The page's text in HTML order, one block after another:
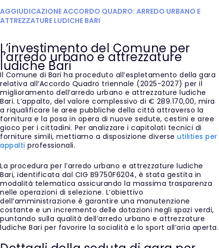
AGGIUDICAZIONE ACCORDO QUADRO: ARREDO URBANO E
ATTREZZATURE LUDICHE BARI
L’investimento del Comune per
l’arredo urbano e attrezzature
ludiche Bari
Il Comune di Bari ha proceduto all’espletamento della gara
relativa all’Accordo Quadro triennale (2025-2027) per il
miglioramento dell’arredo urbano e attrezzature ludiche
Bari. L’appalto, del valore complessivo di € 289.170,00, mira
a riqualificare le aree pubbliche della città attraverso la
fornitura e la posa in opera di nuove sedute, cestini e aree
gioco per i cittadini. Per analizzare i capitolati tecnici di
forniture simili, mettiamo a disposizione diverse utilities per
appalti professionali.
La procedura per l’arredo urbano e attrezzature ludiche
Bari, identificata dal CIG B9750F6204, è stata gestita in
modalità telematica assicurando la massima trasparenza
nelle operazioni di selezione. L’obiettivo
dell’amministrazione è garantire una manutenzione
costante e un incremento delle dotazioni negli spazi verdi,
puntando sulla qualità dell’arredo urbano e attrezzature
ludiche Bari per favorire la socialità e lo sport all’aria aperta.